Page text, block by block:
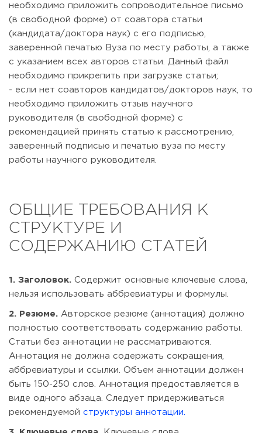
необходимо приложить сопроводительное письмо
(в свободной форме) от соавтора статьи
(кандидата/доктора наук) с его подписью,
заверенной печатью Вуза по месту работы, а также
с указанием всех авторов статьи. Данный файл
необходимо прикрепить при загрузке статьи;
- если нет соавторов кандидатов/докторов наук, то
необходимо приложить отзыв научного
руководителя (в свободной форме) с
рекомендацией принять статью к рассмотрению,
заверенный подписью и печатью вуза по месту
работы научного руководителя.
ОБЩИЕ ТРЕБОВАНИЯ К
СТРУКТУРЕ И
СОДЕРЖАНИЮ СТАТЕЙ
1. Заголовок. Содержит основные ключевые слова,
нельзя использовать аббревиатуры и формулы.
2. Резюме. Авторское резюме (аннотация) должно
полностью соответствовать содержанию работы.
Статьи без аннотации не рассматриваются.
Аннотация не должна содержать сокращения,
аббревиатуры и ссылки. Объем аннотации должен
быть 150-250 слов. Аннотация предоставляется в
виде одного абзаца. Следует придерживаться
рекомендуемой структуры аннотации.